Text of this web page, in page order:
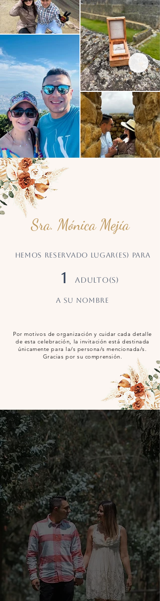
Sra. Mónica Mejía
Hemos reservado LUGAR(ES) PARA
1 ADULTO(S)
a su nombre
Por motivos de organización y cuidar cada detalle
de esta celebración, la invitación está destinada
únicamente para la/s persona/s mencionada/s.
Gracias por su comprensión.